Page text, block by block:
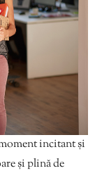
incitant și
și plină de